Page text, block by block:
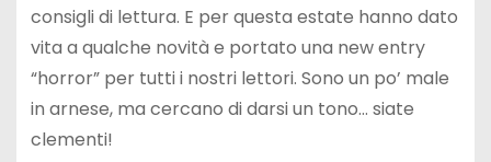
consigli di lettura. E per questa estate hanno dato
vita a qualche novità e portato una new entry
“horror” per tutti i nostri lettori. Sono un po’ male
in arnese, ma cercano di darsi un tono… siate
clementi!